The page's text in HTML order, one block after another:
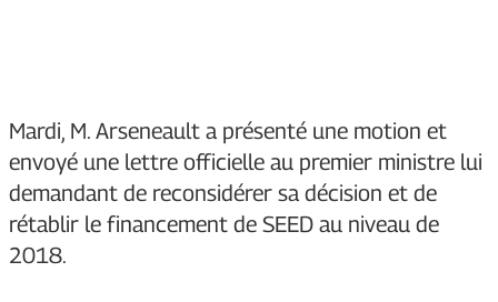
Mardi, M. Arseneault a présenté une motion et
envoyé une lettre officielle au premier ministre lui
demandant de reconsidérer sa décision et de
rétablir le financement de SEED au niveau de
2018.